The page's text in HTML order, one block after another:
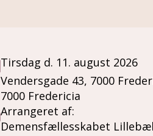
Tirsdag d. 11. august 2026
Vendersgade 43, 7000
7000 Fredericia
Arrangeret af:
Demensfællesskabet